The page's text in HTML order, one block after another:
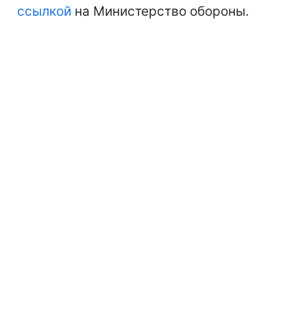
ссылкой на Министерство обороны.